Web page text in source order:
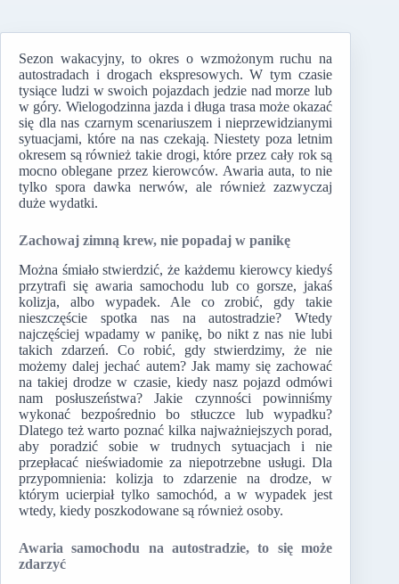
Sezon wakacyjny, to okres o wzmożonym ruchu na
autostradach i drogach ekspresowych. W tym czasie
tysiące ludzi w swoich pojazdach jedzie nad morze lub
w góry. Wielogodzinna jazda i długa trasa może okazać
się dla nas czarnym scenariuszem i nieprzewidzianymi
sytuacjami, które na nas czekają. Niestety poza letnim
okresem są również takie drogi, które przez cały rok są
mocno oblegane przez kierowców. Awaria auta, to nie
tylko spora dawka nerwów, ale również zazwyczaj
duże wydatki.
Zachowaj zimną krew, nie popadaj w panikę
Można śmiało stwierdzić, że każdemu kierowcy kiedyś
przytrafi się awaria samochodu lub co gorsze, jakaś
kolizja, albo wypadek. Ale co zrobić, gdy takie
nieszczęście spotka nas na autostradzie? Wtedy
najczęściej wpadamy w panikę, bo nikt z nas nie lubi
takich zdarzeń. Co robić, gdy stwierdzimy, że nie
możemy dalej jechać autem? Jak mamy się zachować
na takiej drodze w czasie, kiedy nasz pojazd odmówi
nam posłuszeństwa? Jakie czynności powinniśmy
wykonać bezpośrednio bo stłuczce lub wypadku?
Dlatego też warto poznać kilka najważniejszych porad,
aby poradzić sobie w trudnych sytuacjach i nie
przepłacać nieświadomie za niepotrzebne usługi. Dla
przypomnienia: kolizja to zdarzenie na drodze, w
którym ucierpiał tylko samochód, a w wypadek jest
wtedy, kiedy poszkodowane są również osoby.
Awaria samochodu na autostradzie, to się może
zdarzyć